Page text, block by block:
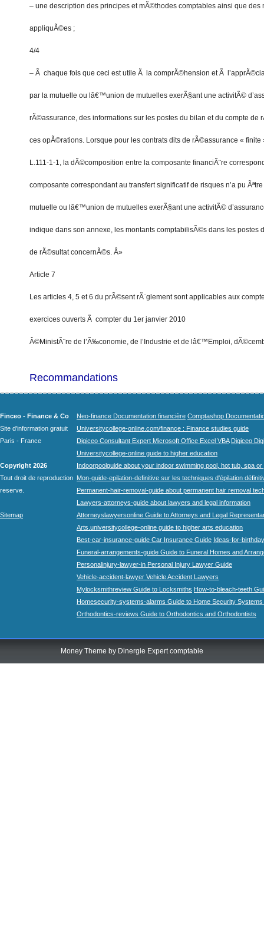
– une description des principes et mÃ©thodes comptables ainsi que des
appliquÃ©es ;
4/4
– Ã chaque fois que ceci est utile Ã la comprÃ©hension et Ã
par la mutuelle ou lâ€™union de mutuelles exerÃ§ant une activitÃ©
rÃ©assurance, des informations sur les postes du bilan et du compte de
ces opÃ©rations. Lorsque pour les contrats dits de rÃ©assurance «
L.111-1-1, la dÃ©composition entre la composante financiÃ¨re
composante correspondant au transfert significatif de risques n’a pu
mutuelle ou lâ€™union de mutuelles exerÃ§ant une activitÃ©
indique dans son annexe, les montants comptabilisÃ©s dans les postes
de rÃ©sultat concernÃ©s. Â»
Article 7
Les articles 4, 5 et 6 du prÃ©sent rÃ¨glement sont applicables aux
exercices ouverts Ã compter du 1er janvier 2010
Â©MinistÃ¨re de l’Ã‰conomie, de l’Industrie et de lâ€™Emploi,
Recommandations
Finceo - Finance & Co
Site d'information gratuit
Paris - France
Copyright 2026
Tout droit de reproduction
reserve.
Sitemap
Neo-finance Documentation financière Comptashop
Universitycollege-online.com/finance : Finance studies guide
Digiceo Consultant Expert Microsoft Office Excel VBA Digiceo
Universitycollege-online guide to higher education
Indoorpoolguide about your indoor swimming pool, hot tub, spa
Mon-guide-epilation-definitive sur les techniques d'épilation
Permanent-hair-removal-guide about permanent hair removal
Lawyers-attorneys-guide about lawyers and legal information
Attorneyslawyersonline Guide to Attorneys and Legal
Arts.universitycollege-online guide to higher arts education
Best-car-insurance-guide Car Insurance Guide Ideas-for-
Funeral-arrangements-guide Guide to Funeral Homes and
Personalinjury-lawyer-in Personal Injury Lawyer Guide
Vehicle-accident-lawyer Vehicle Accident Lawyers
Mylocksmithreview Guide to Locksmiths How-to-bleach-teeth
Homesecurity-systems-alarms Guide to Home Security Systems
Orthodontics-reviews Guide to Orthodontics and Orthodontists
Money Theme by Dinergie Expert comptable